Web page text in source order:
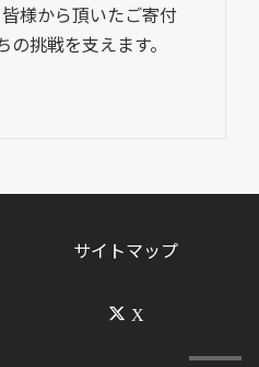
様から頂いたご寄付
挑戦を支えます。
サイトマップ
X